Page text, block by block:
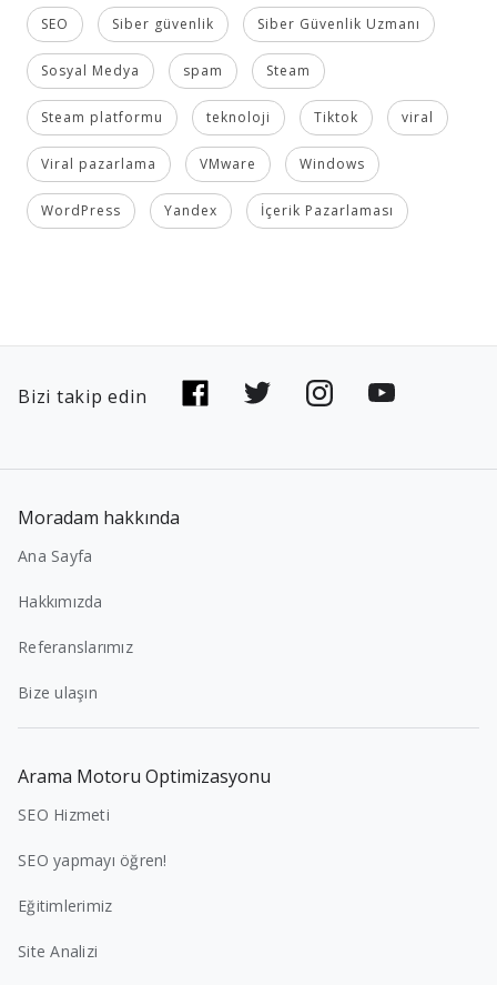
SEO Siber güvenlik Siber Güvenlik Uzmanı
Sosyal Medya spam Steam
Steam platformu teknoloji Tiktok viral
Viral pazarlama VMware Windows
WordPress Yandex İçerik Pazarlaması
Bizi takip edin
Moradam hakkında
Ana Sayfa
Hakkımızda
Referanslarımız
Bize ulaşın
Arama Motoru Optimizasyonu
SEO Hizmeti
SEO yapmayı öğren!
Eğitimlerimiz
Site Analizi